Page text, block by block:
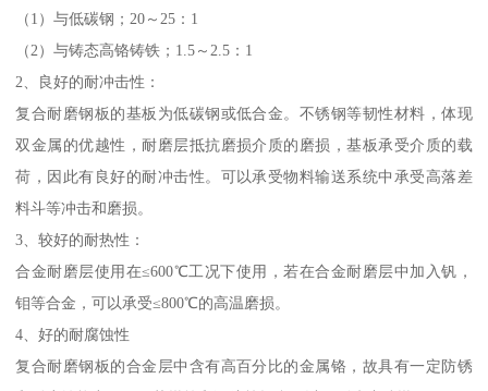
（1）与低碳钢；20～25：1
（2）与铸态高铬铸铁；1.5～2.5：1
2、良好的耐冲击性：
复合耐磨钢板的基板为低碳钢或低合金。不锈钢等韧性材料，体现
双金属的优越性，耐磨层抵抗磨损介质的磨损，基板承受介质的载
荷，因此有良好的耐冲击性。可以承受物料输送系统中承受高落差
料斗等冲击和磨损。
3、较好的耐热性：
合金耐磨层使用在≤600℃工况下使用，若在合金耐磨层中加入钒，
钼等合金，可以承受≤800℃的高温磨损。
4、好的耐腐蚀性
复合耐磨钢板的合金层中含有高百分比的金属铬，故具有一定防锈